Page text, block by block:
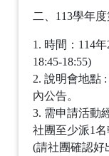
二、113學年
1. 時間：114
18:45-18:55)
2. 說明會地點 :
內公告。
3. 需申請活動
社團至少派1名
(請社團確認好